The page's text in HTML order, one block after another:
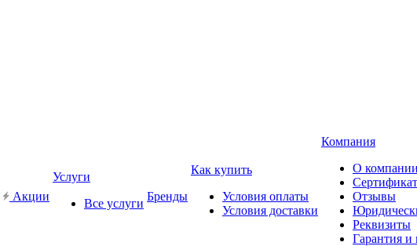
Акции
Услуги
Все услуги
Бренды
Как купить
Условия оплаты
Условия доставки
Компания
О компании
Отзывы
Реквизиты
Гарантия и